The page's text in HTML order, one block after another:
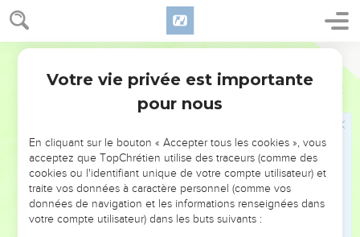
1 Chroniques 22
du bois et des pierres. Tu pourras encore en ajouter.
15 Tu auras beaucoup d’ouvriers pour t’aider, des artisans qui
travaillent la pierre ou le bois et des artisans capables
d’autres travaux encore.
très grande quantité. Mets-toi au travail, et que le SEIGNEUR
Ensuite, David commande à tous les chefs d’Israël d’aider
son fils Salomon.
Il leur dit : « Le SEIGNEUR votre Dieu est avec vous, n’est-
ce pas ? Il vous a donné la paix sur toutes les frontières. Il a
Votre vie privée est importante
pour nous
En cliquant sur le bouton « Accepter tous les cookies », vous
acceptez que TopChrétien utilise des traceurs (comme des
cookies ou l'identifiant unique de votre compte utilisateur) et
traite vos données à caractère personnel (comme vos
données de navigation et les informations renseignées dans
votre compte utilisateur) dans les buts suivants :